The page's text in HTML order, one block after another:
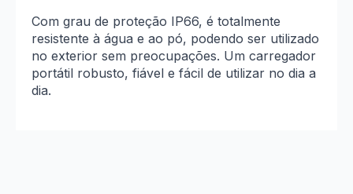
Com grau de proteção IP66, é totalmente
resistente à água e ao pó, podendo ser utilizado
no exterior sem preocupações. Um carregador
portátil robusto, fiável e fácil de utilizar no dia a
dia.